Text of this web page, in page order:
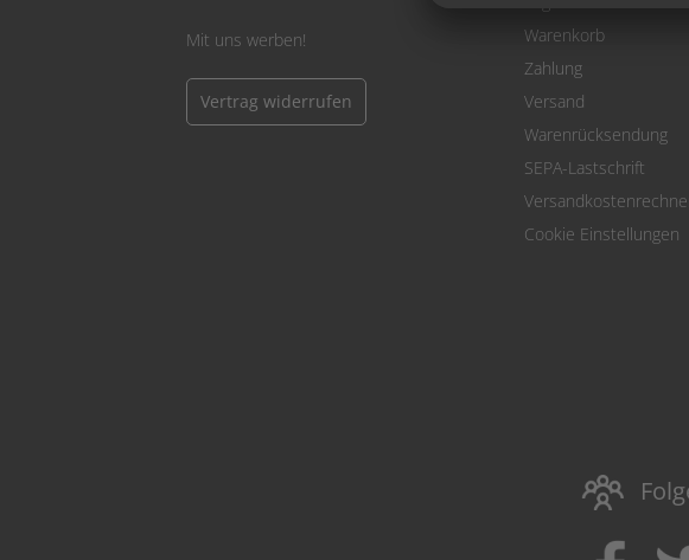
Mit uns werben!
Vertrag widerrufen
Warenkorb
Zahlung
Versand
Warenrücksendung
SEPA-Lastschrift
Cookie Einstellungen